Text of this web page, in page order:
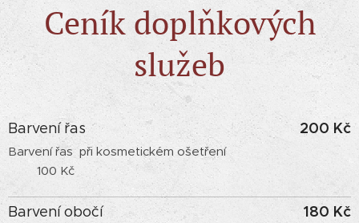
Ceník doplňkových
služeb
Barvení řas
Barvení řas při kosmetickém ošetření
100 Kč
200 Kč
Barvení obočí 180 Kč